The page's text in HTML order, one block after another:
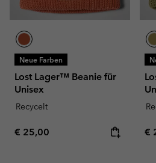
Neue Farben
Lost Lager™ Beanie für
Unisex
Recycelt
Regular price:
€ 25,00 €